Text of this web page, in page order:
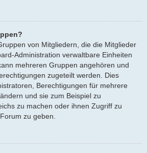
von Mitgliedern, die die Mitglieder
Administration verwaltbare Einheiten
mehreren Gruppen angehören und
zugeteilt werden. Dies
Berechtigungen für mehrere
und sie zum Beispiel zu
zu machen oder ihnen Zugriff zu
zu geben.